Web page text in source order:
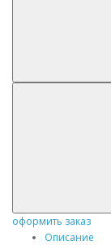
оформить заказ
Описание